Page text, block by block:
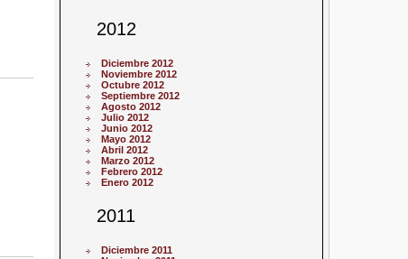
2012
Diciembre 2012
Noviembre 2012
Octubre 2012
Septiembre 2012
Agosto 2012
Julio 2012
Junio 2012
Mayo 2012
Abril 2012
Marzo 2012
Febrero 2012
Enero 2012
2011
Diciembre 2011